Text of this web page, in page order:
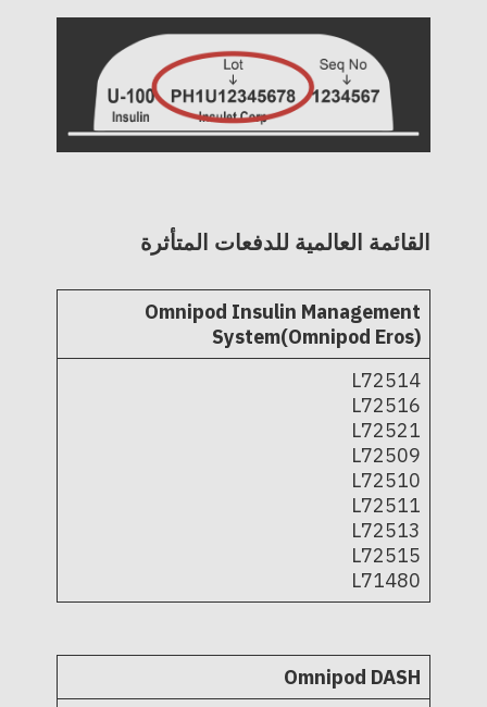
القائمة العالمية للدفعات المتأثرة
Omnipod Insulin Management
System(Omnipod Eros)
L72514
L72516
L72521
L72509
L72510
L72511
L72513
L72515
L71480
Omnipod DASH